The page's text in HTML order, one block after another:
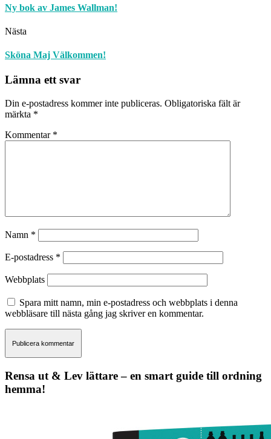
Ny bok av James Wallman!
Nästa
Sköna Maj Välkommen!
Lämna ett svar
Din e-postadress kommer inte publiceras. Obligatoriska fält är
märkta *
Kommentar *
Namn *
E-postadress *
Webbplats
Spara mitt namn, min e-postadress och webbplats i denna
webbläsare till nästa gång jag skriver en kommentar.
Rensa ut & Lev lättare – en smart guide till ordning
hemma!